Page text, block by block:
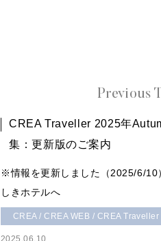
Previous
CREA Traveller 2025年
集：更新版のご案内
※情報を更新しました（2025/6/
しきホテルへ
CREA / CREA WEB / CREA Traveller
2025.06.10